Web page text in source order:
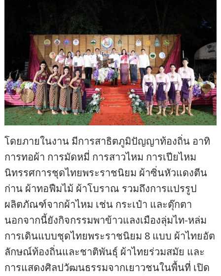
โดยภายในงาน มีการสาธิตภูมิปัญญาท้องถิ่น อาทิ
การทอผ้า การมัดหมี่ การสาวไหม การเปียไหม
นิทรรศการชุดไทยพระราชนิยม ผ้าซิ่นหัวแดงตีน
ก่าน ผ้าทอฟืมไม้ ผ้าโบราณ รวมถึงการแปรรูป
ผลิตภัณฑ์จากผ้าไหม เช่น กระเป๋า และตุ๊กตา
นอกจากนี้ยังกิจกรรมพาข้าวแลงเมืองลุ่มไท-หล่ม
การเดินแบบชุดไทยพระราชนิยม 8 แบบ ผ้าไทยอัต
ลักษณ์ท้องถิ่นและชาติพันธุ์ ผ้าไทยร่วมสมัย และ
การแสดงศิลปวัฒนธรรมจากเยาวชนในพื้นที่ เปิด